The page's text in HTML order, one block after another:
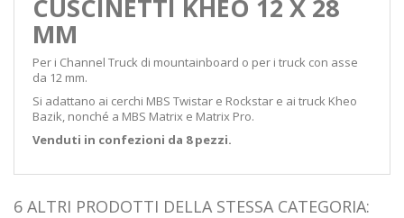
CUSCINETTI KHEO 12 X 28
MM
Per i Channel Truck di mountainboard o per i truck con asse
da 12 mm.
Si adattano ai cerchi MBS Twistar e Rockstar e ai truck Kheo
Bazik, nonché a MBS Matrix e Matrix Pro.
Venduti in confezioni da 8 pezzi.
6 ALTRI PRODOTTI DELLA STESSA CATEGORIA: